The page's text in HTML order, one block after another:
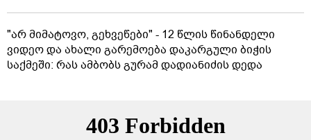
"არ მიმატოვო, გეხვეწები" - 12 წლის წინანდელი
ვიდეო და ახალი გარემოება დაკარგული ბიჭის
საქმეში: რას ამბობს გურამ დადიანიძის დედა